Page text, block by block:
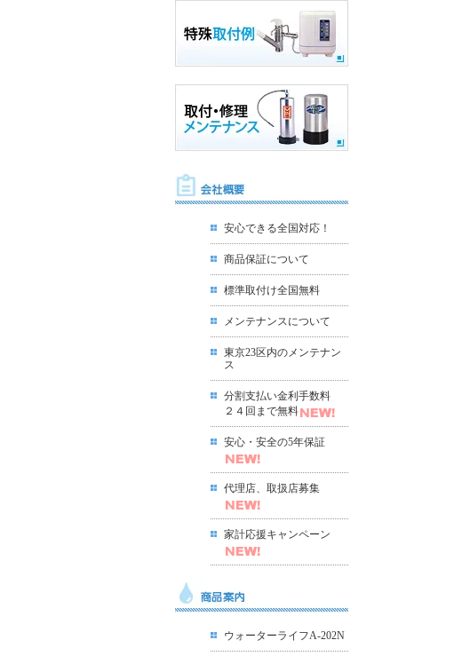
安心できる全国対応！
商品保証について
標準取付け全国無料
メンテナンスについて
東京23区内のメンテナン
ス
分割支払い金利手数料
２４回まで無料
安心・安全の5年保証
代理店、取扱店募集
家計応援キャンペーン
ウォーターライフA-202N